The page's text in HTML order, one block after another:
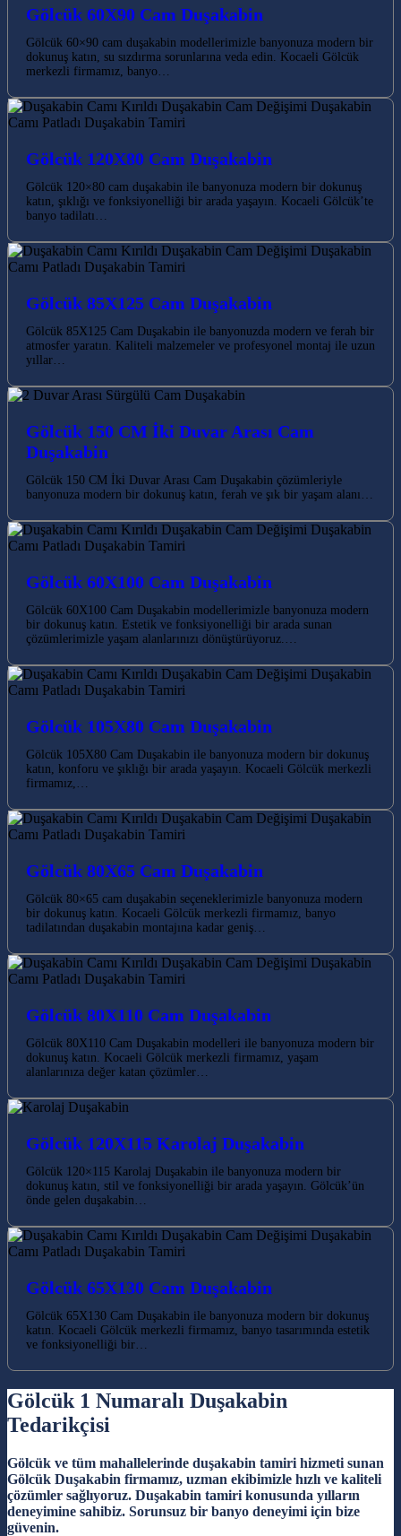
Gölcük 60X90 Cam Duşakabin
Gölcük 60×90 cam duşakabin modellerimizle banyonuza modern bir
dokunuş katın, su sızdırma sorunlarına veda edin. Kocaeli Gölcük
merkezli firmamız, banyo…
Gölcük 120X80 Cam Duşakabin
Gölcük 120×80 cam duşakabin ile banyonuza modern bir dokunuş
katın, şıklığı ve fonksiyonelliği bir arada yaşayın. Kocaeli Gölcük’te
banyo tadilatı…
Gölcük 85X125 Cam Duşakabin
Gölcük 85X125 Cam Duşakabin ile banyonuzda modern ve ferah bir
atmosfer yaratın. Kaliteli malzemeler ve profesyonel montaj ile uzun
yıllar…
Gölcük 150 CM İki Duvar Arası Cam
Duşakabin
Gölcük 150 CM İki Duvar Arası Cam Duşakabin çözümleriyle
banyonuza modern bir dokunuş katın, ferah ve şık bir yaşam alanı…
Gölcük 60X100 Cam Duşakabin
Gölcük 60X100 Cam Duşakabin modellerimizle banyonuza modern
bir dokunuş katın. Estetik ve fonksiyonelliği bir arada sunan
çözümlerimizle yaşam alanlarınızı dönüştürüyoruz.…
Gölcük 105X80 Cam Duşakabin
Gölcük 105X80 Cam Duşakabin ile banyonuza modern bir dokunuş
katın, konforu ve şıklığı bir arada yaşayın. Kocaeli Gölcük merkezli
firmamız,…
Gölcük 80X65 Cam Duşakabin
Gölcük 80×65 cam duşakabin seçeneklerimizle banyonuza modern
bir dokunuş katın. Kocaeli Gölcük merkezli firmamız, banyo
tadilatından duşakabin montajına kadar geniş…
Gölcük 80X110 Cam Duşakabin
Gölcük 80X110 Cam Duşakabin modelleri ile banyonuza modern bir
dokunuş katın. Kocaeli Gölcük merkezli firmamız, yaşam
alanlarınıza değer katan çözümler…
Gölcük 120X115 Karolaj Duşakabin
Gölcük 120×115 Karolaj Duşakabin ile banyonuza modern bir
dokunuş katın, stil ve fonksiyonelliği bir arada yaşayın. Gölcük’ün
önde gelen duşakabin…
Gölcük 65X130 Cam Duşakabin
Gölcük 65X130 Cam Duşakabin ile banyonuza modern bir dokunuş
katın. Kocaeli Gölcük merkezli firmamız, banyo tasarımında estetik
ve fonksiyonelliği bir…
Gölcük 1 Numaralı Duşakabin
Tedarikçisi
Gölcük ve tüm mahallelerinde duşakabin tamiri hizmeti sunan
Gölcük Duşakabin firmamız, uzman ekibimizle hızlı ve kaliteli
çözümler sağlıyoruz. Duşakabin tamiri konusunda yılların
deneyimine sahibiz. Sorunsuz bir banyo deneyimi için bize
güvenin.